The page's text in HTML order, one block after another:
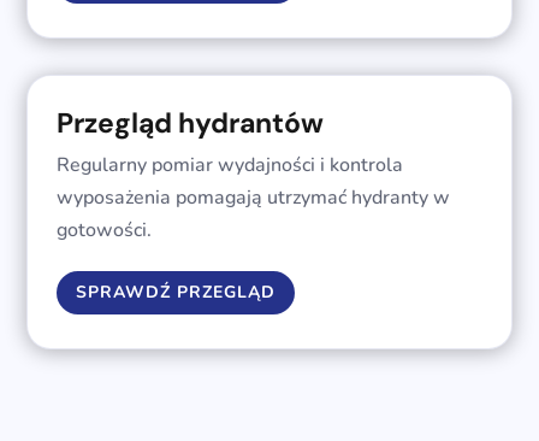
Przegląd hydrantów
Regularny pomiar wydajności i kontrola
wyposażenia pomagają utrzymać hydranty w
gotowości.
SPRAWDŹ PRZEGLĄD